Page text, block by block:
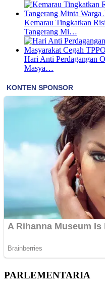
Kemarau Tingkatkan
Tangerang Mi…
Hari Anti Perdagangan
Masya…
PARLEMENTARIA